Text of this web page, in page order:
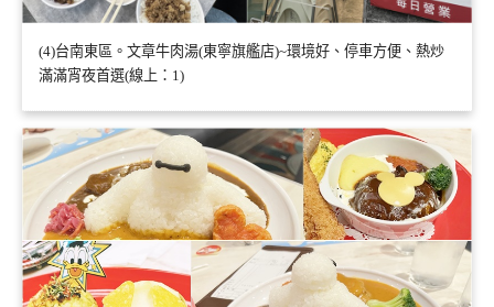
(4)台南東區。文章牛肉湯(東寧旗艦店)~環境好、停車方便、熱炒
滿滿宵夜首選(線上：1)